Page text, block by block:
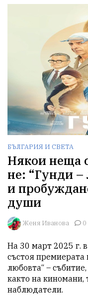
БЪЛГАРИЯ И СВЕТА
Някои неща
не: “Гунди –
и
души
Женя Иванова 0
На 30 март 2025 г.
състоя премиерата
любовта“ –
както на киномани,
наблюдатели.